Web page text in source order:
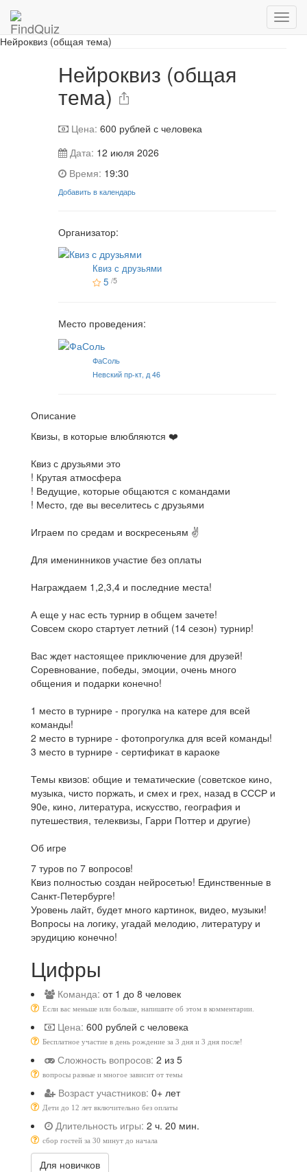
Нейроквиз (общая тема)
Нейроквиз (общая
тема)
Цена: 600 рублей с человека
Дата: 12 июля 2026
Время: 19:30
Добавить в календарь
Организатор:
Квиз с друзьями
5 /5
Место проведения:
ФаСоль
Невский пр-кт, д 46
Описание
Квизы, в которые влюбляются ❤️
Квиз с друзьями это
! Крутая атмосфера
! Ведущие, которые общаются с командами
! Место, где вы веселитесь с друзьями
Играем по средам и воскресеньям ✌
Для именинников участие без оплаты
Награждаем 1,2,3,4 и последние места!
А еще у нас есть турнир в общем зачете!
Совсем скоро стартует летний (14 сезон) турнир!
Вас ждет настоящее приключение для друзей!
Соревнование, победы, эмоции, очень много
общения и подарки конечно!
1 место в турнире - прогулка на катере для всей
команды!
2 место в турнире - фотопрогулка для всей команды!
3 место в турнире - сертификат в караоке
Темы квизов: общие и тематические (советское кино,
музыка, чисто поржать, и смех и грех, назад в СССР и
90е, кино, литература, искусство, география и
путешествия, телеквизы, Гарри Поттер и другие)
Об игре
7 туров по 7 вопросов!
Квиз полностью создан нейросетью! Единственные в
Санкт-Петербурге!
Уровень лайт, будет много картинок, видео, музыки!
Вопросы на логику, угадай мелодию, литературу и
эрудицию конечно!
Цифры
Команда: от 1 до 8 человек
Если вас меньше или больше, напишите об этом в комментарии.
Цена: 600 рублей с человека
Бесплатное участие в день рождение за 3 дня и 3 дня после!
Сложность вопросов: 2 из 5
вопросы разные и многое зависит от темы
Возраст участников: 0+ лет
Дети до 12 лет включительно без оплаты
Длительность игры: 2 ч. 20 мин.
сбор гостей за 30 минут до начала
Для новичков